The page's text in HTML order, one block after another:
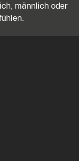
männlich oder